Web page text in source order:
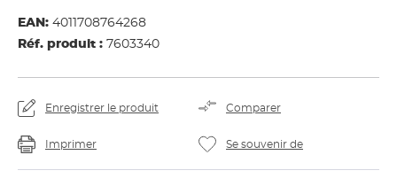
EAN: 4011708764268
Réf. produit : 7603340
Enregistrer le produit Comparer
Imprimer Se souvenir de